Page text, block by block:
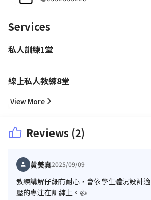
Services
私人訓練1堂
線上私人教練8堂
View More
Reviews (2)
黃美真2025/09/09
教練講解仔細有耐心，會依學生體況設計
壓的專注在訓練上。👍